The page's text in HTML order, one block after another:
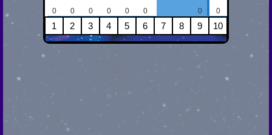
0 0 0 0 0 0 0 0
1 2 3 4 5 6 7 8 9 10